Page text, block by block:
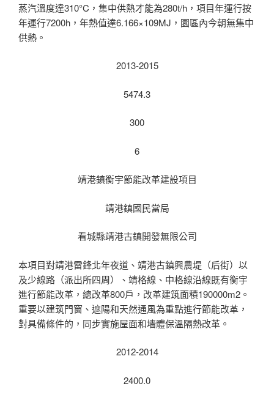
蒸汽溫度達310°C，集中供熱才能為280t/h，項目年運行按
年運行7200h，年熱值達6.166×109MJ，園區內今朝無集中
供熱。
2013-2015
5474.3
300
6
靖港鎮衡宇節能改革建設項目
靖港鎮國民當局
看城縣靖港古鎮開發無限公司
本項目對靖港雷鋒北年夜道、靖港古鎮興農堤（后街）以
及少線路（派出所四周）、靖格線、中格線沿線既有衡宇
進行節能改革，總改革800戶，改革建筑面積190000m2。
重要以建筑門窗、遮陽和天然通風為重點進行節能改革，
對具備條件的，同步實施屋面和墻體保溫隔熱改革。
2012-2014
2400.0